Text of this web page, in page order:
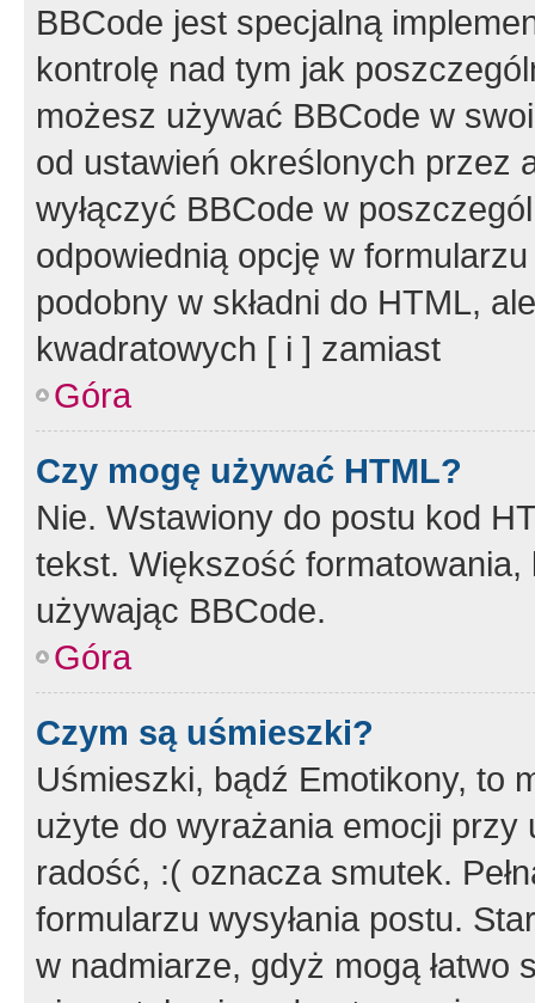
BBCode jest specjalną
kontrolę nad tym jak
możesz używać BBCode w
od ustawień określonych przez
wyłączyć BBCode w
odpowiednią opcję w
podobny w składni do HTML,
kwadratowych [ i ] zamiast
Góra
Czy mogę używać HTML?
Nie. Wstawiony do postu kod
tekst. Większość
używając BBCode.
Góra
Czym są uśmieszki?
Uśmieszki, bądź Emotikony, to
użyte do wyrażania emocji
radość, :( oznacza smutek.
formularzu wysyłania postu.
w nadmiarze, gdyż mogą